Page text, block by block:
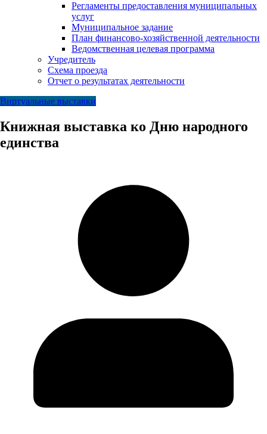
Регламенты предоставления муниципальных
услуг
Муниципальное задание
План финансово-хозяйственной деятельности
Ведомственная целевая программа
Учредитель
Схема проезда
Отчет о результатах деятельности
Виртуальные выставки
Книжная выставка ко Дню народного
единства